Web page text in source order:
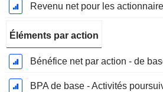
Éléments par action
Bénéfice net par action - de
BPA de base - Activités